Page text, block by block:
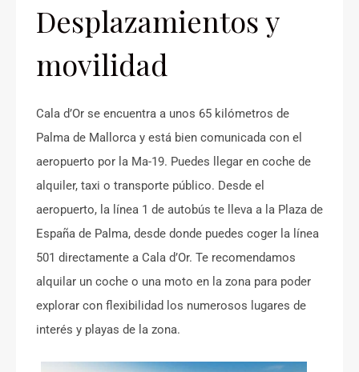
Desplazamientos y
movilidad
Cala d’Or se encuentra a unos 65 kilómetros de
Palma de Mallorca y está bien comunicada con el
aeropuerto por la Ma-19. Puedes llegar en coche de
alquiler, taxi o transporte público. Desde el
aeropuerto, la línea 1 de autobús te lleva a la Plaza de
España de Palma, desde donde puedes coger la línea
501 directamente a Cala d’Or. Te recomendamos
alquilar un coche o una moto en la zona para poder
explorar con flexibilidad los numerosos lugares de
interés y playas de la zona.